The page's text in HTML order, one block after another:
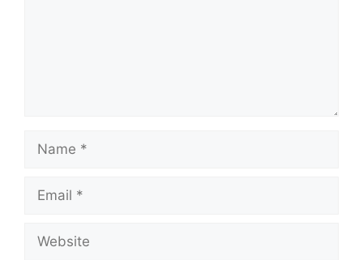
Name
Email
Website